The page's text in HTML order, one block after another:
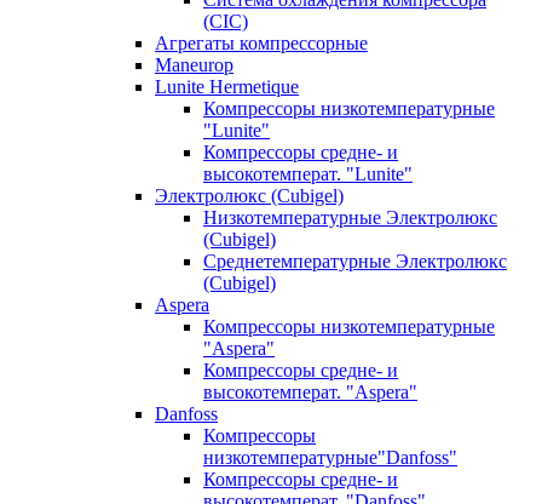
(CIC)
Агрегаты компрессорные
Maneurop
Lunite Hermetique
Компрессоры низкотемпературные
"Lunite"
Компрессоры средне- и
высокотемперат. "Lunite"
Электролюкс (Cubigel)
Низкотемпературные Электролюкс
(Cubigel)
Среднетемпературные Электролюкс
(Cubigel)
Aspera
Компрессоры низкотемпературные
"Aspera"
Компрессоры средне- и
высокотемперат. "Aspera"
Danfoss
Компрессоры
низкотемпературные"Danfoss"
Компрессоры средне- и